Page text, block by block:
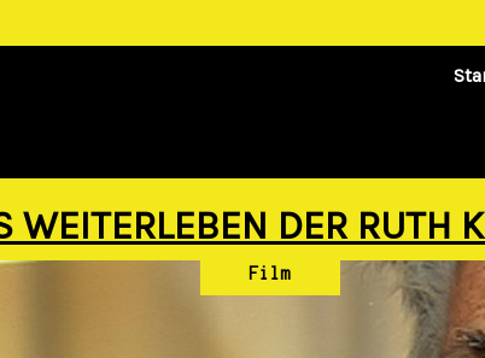
WEITERLEBEN DER RUTH
Film